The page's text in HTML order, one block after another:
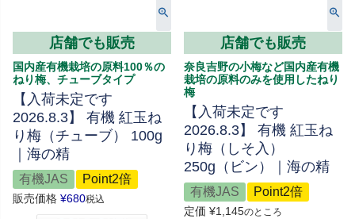
店舗でも販売
国内産有機栽培の原料100％の
ねり梅、チューブタイプ
【入荷未定です
2026.8.3】 有機 紅玉ね
り梅（チューブ） 100g
｜海の精
有機JAS Point2倍
販売価格 ¥680税込
店舗でも販売
奈良吉野の小梅など国内産有機
栽培の原料のみを使用したねり
梅
【入荷未定です
2026.8.3】 有機 紅玉ね
り梅（しそ入）
250g（ビン）｜海の精
有機JAS Point2倍
定価 ¥1,145のところ